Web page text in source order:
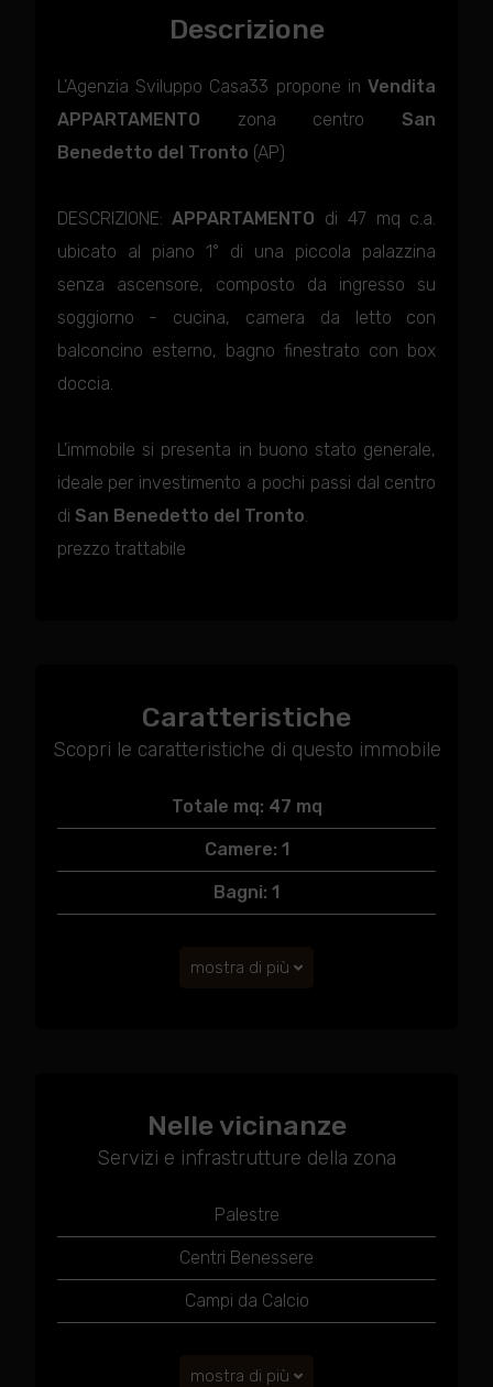
Descrizione
L'Agenzia Sviluppo Casa33 propone inVendita
APPARTAMENTO zona centroSan
Benedetto del Tronto (AP)
DESCRIZIONE:APPARTAMENTO di 47 mq c.a.
ubicato al piano 1° di una piccola palazzina
senza ascensore, composto da ingresso su
soggiorno - cucina, camera da letto con
balconcino esterno, bagno finestrato con box
doccia.
L'immobile si presenta in buono stato generale,
ideale per investimento a pochi passi dal centro
di San Benedetto del Tronto.
prezzo trattabile
Caratteristiche
Scopri le caratteristiche di questo immobile
Totale mq: 47 mq
Camere: 1
Bagni: 1
mostra di più
Nelle vicinanze
Servizi e infrastrutture della zona
Palestre
Centri Benessere
Campi da Calcio
mostra di più